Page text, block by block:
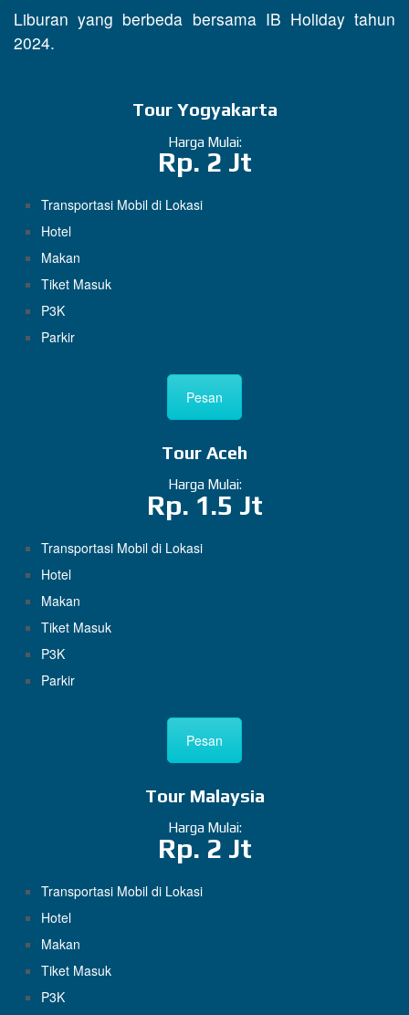
Liburan yang berbeda bersama IB Holiday tahun
2024.
Tour Yogyakarta
Harga Mulai:
Rp. 2 Jt
Transportasi Mobil di Lokasi
Hotel
Makan
Tiket Masuk
P3K
Parkir
Pesan
Tour Aceh
Harga Mulai:
Rp. 1.5 Jt
Transportasi Mobil di Lokasi
Hotel
Makan
Tiket Masuk
P3K
Parkir
Pesan
Tour Malaysia
Harga Mulai:
Rp. 2 Jt
Transportasi Mobil di Lokasi
Hotel
Makan
Tiket Masuk
P3K